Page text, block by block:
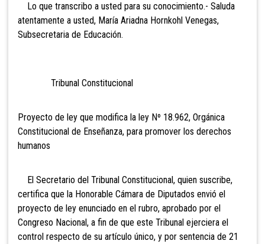
Lo que transcribo a usted para su conocimiento.- Saluda
atentamente a usted, María Ariadna Hornkohl Venegas,
Subsecretaria de Educación.
Tribunal Constitucional
Proyecto de ley que modifica la ley Nº 18.962, Orgánica
Constitucional de Enseñanza, para promover los derechos
humanos
El Secretario del Tribunal Constitucional, quien suscribe,
certifica que la Honorable Cámara de Diputados envió el
proyecto de ley enunciado en el rubro, aprobado por el
Congreso Nacional, a fin de que este Tribunal ejerciera el
control respecto de su artículo único, y por sentencia de 21